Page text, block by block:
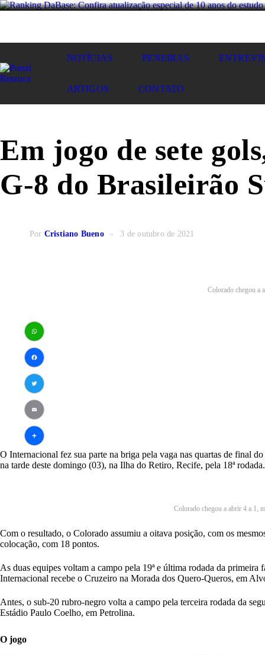
NOTÍCIAS PENEIRAS
ARTIGOS CONTATO
Em jogo de sete
G-8 do Brasileirão
Por Cristiano Bueno 3 de outubro de 2021
Colorado chegou a
WhatsApp
Facebook
Twitter
Email
Share
O Internacional fez sua parte na briga pela vaga nas quartas de final
na tarde deste domingo (03), na Ilha do Retiro, Recife, pela 18ª rodada.
Colorado chegou a abrir 4 a 1,
Com o resultado, o Colorado assumiu a oitava posição, com os
colocação, com 18 pontos.
As duas equipes voltam a campo pela 19ª e última rodada da
Internacional recebe o Cruzeiro na Morada dos Quero-Queros, em
Antes, o sub-20 rubro-negro volta a campo pela terceira rodada da
Estádio Paulo Coelho, em Petrolina.
O jogo